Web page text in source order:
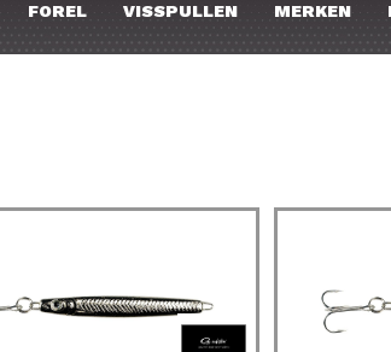
FOREL VISSPULLEN MERKEN